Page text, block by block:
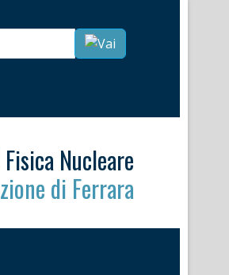
Nucleare
di Ferrara